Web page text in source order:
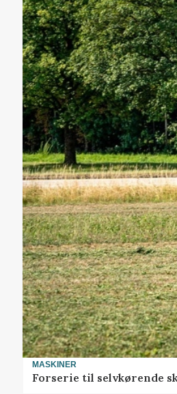
MASKINER
Forserie til selvkørende